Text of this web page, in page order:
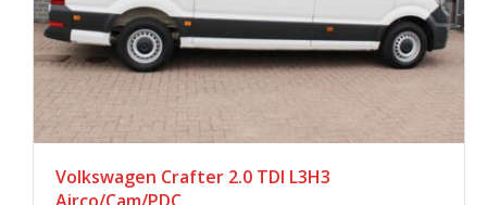
Volkswagen Crafter 2.0 TDI L3H3